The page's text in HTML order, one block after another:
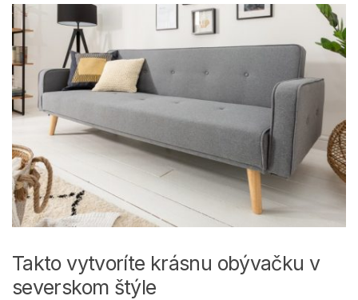
Takto vytvoríte krásnu obývačku v
severskom štýle